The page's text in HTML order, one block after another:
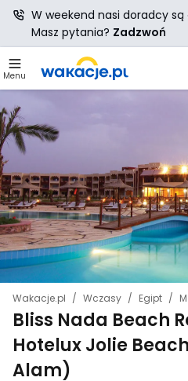
Menu
Wakacje.pl Wczasy Egipt
Bliss Nada Beach
Hotelux Jolie
Alam)
W weekend nasi doradcy
Masz pytania? Zadzwoń